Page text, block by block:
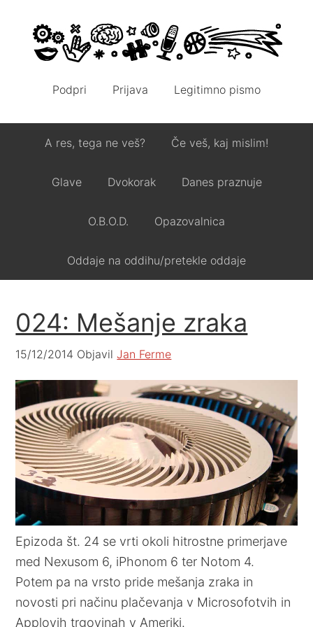
Podpri Prijava Legitimno pismo
A res, tega ne veš? Če veš, kaj mislim!
Glave Dvokorak Danes praznuje
O.B.O.D. Opazovalnica
Oddaje na oddihu/pretekle oddaje
024: Mešanje zraka
15/12/2014 ObjavilJan Ferme
Epizoda št. 24 se vrti okoli hitrostne primerjave
med Nexusom 6, iPhonom 6 ter Notom 4.
Potem pa na vrsto pride mešanja zraka in
novosti pri načinu plačevanja v Microsofotvih in
Applovih trgovinah v Ameriki.